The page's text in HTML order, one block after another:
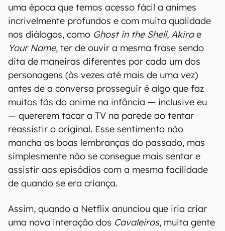
uma época que temos acesso fácil a animes
incrivelmente profundos e com muita qualidade
nos diálogos, como Ghost in the Shell, Akirae
Your Name, ter de ouvir a mesma frase sendo
dita de maneiras diferentes por cada um dos
personagens (às vezes até mais de uma vez)
antes de a conversa prosseguir é algo que faz
muitos fãs do anime na infância — inclusive eu
— quererem tacar a TV na parede ao tentar
reassistir o original. Esse sentimento não
mancha as boas lembranças do passado, mas
simplesmente não se consegue mais sentar e
assistir aos episódios com a mesma facilidade
de quando se era criança.
Assim, quando a Netflix anunciou que iria criar
uma nova interação dos Cavaleiros, muita gente